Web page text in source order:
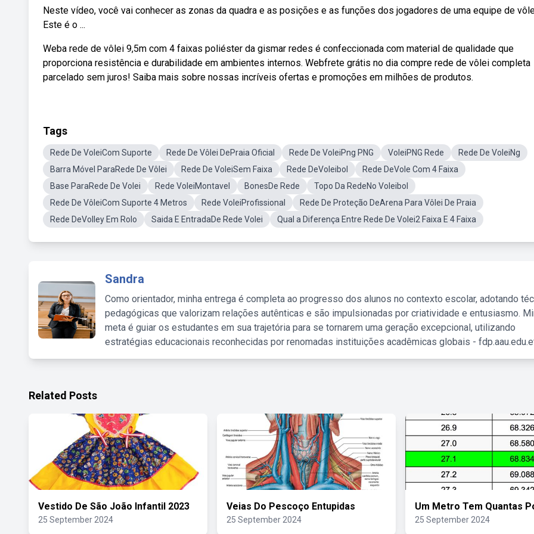
Neste vídeo, você vai conhecer as zonas da quadra e as posições e as funções dos jogadores de uma equipe de
Este é o ...
Weba rede de vôlei 9,5m com 4 faixas poliéster da gismar redes é confeccionada com material de qualidade que
proporciona resistência e durabilidade em ambientes internos. Webfrete grátis no dia compre rede de vôlei completa
parcelado sem juros! Saiba mais sobre nossas incríveis ofertas e promoções em milhões de produtos.
Tags
Rede De VoleiCom Suporte Rede De Vôlei DePraia Oficial Rede De VoleiPng PNG VoleiPNG Rede
Rede De VoleiNg
Barra Móvel ParaRede De Vôlei
Rede De VoleiSem Faixa Rede DeVoleibol
Rede DeVole Com 4 Faixa
Base ParaRede De Volei
Rede VoleiMontavel BonesDe Rede
Topo Da RedeNo Voleibol
Rede De VôleiCom Suporte 4 Metros
Rede VoleiProfissional
Rede De Proteção DeArena Para Vôlei De Praia
Rede DeVolley Em Rolo
Saida E EntradaDe Rede Volei Qual a Diferença Entre Rede De Volei2 Faixa E 4 Faixa
Sandra
Como orientador, minha entrega é completa ao progresso dos alunos no contexto escolar, adotando
pedagógicas que valorizam relações autênticas e são impulsionadas por criatividade e entusiasmo.
meta é guiar os estudantes em sua trajetória para se tornarem uma geração excepcional, utilizando
estratégias educacionais reconhecidas por renomadas instituições acadêmicas globais -
Related Posts
Vestido De São João Infantil 2023
25 September 2024
Veias Do Pescoço Entupidas
25 September 2024
Um Metro Tem Quantas
25 September 2024